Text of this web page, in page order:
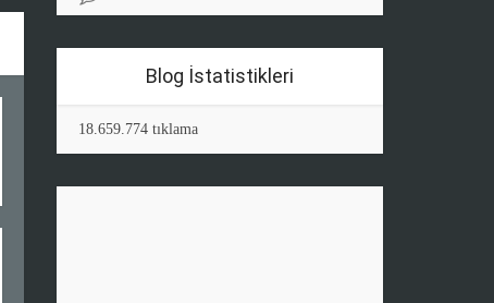
Blog İstatistikleri
18.659.774 tıklama